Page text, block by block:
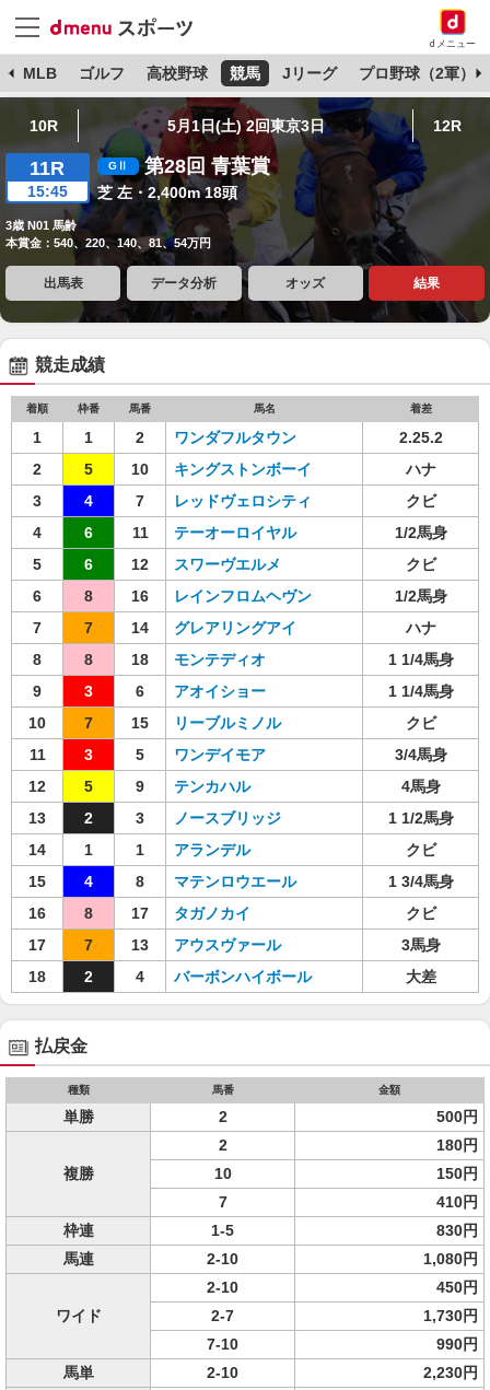
dメニュー
MLB ゴルフ 高校野球 競馬 Jリーグ プロ野球（2軍）
10R 5月1日(土) 2回東京3日 12R
11R
15:45
第28回 青葉賞
芝 左・2,400m 18頭
3歳 N01 馬齢
本賞金：540、220、140、81、54万円
出馬表 データ分析 オッズ 結果
競走成績
着順 枠番 馬番 馬名 着差
1 1 2 ワンダフルタウン
2.25.2
2
5 10 キングストンボーイ
ハナ
3
4 7 レッドヴェロシティ
クビ
4
6 11 テーオーロイヤル
1/2馬身
5
6 12 スワーヴエルメ
クビ
6
8 16 レインフロムヘヴン
1/2馬身
7
7 14 グレアリングアイ
ハナ
8
8 18 モンテディオ
1 1/4馬身
9
3 6 アオイショー
1 1/4馬身
10
7 15 リーブルミノル
クビ
11
3 5 ワンデイモア
3/4馬身
12
5 9 テンカハル
4馬身
13
2 3 ノースブリッジ
1 1/2馬身
14
1 1 アランデル
クビ
15
4 8 マテンロウエール
1 3/4馬身
16
8 17 タガノカイ
クビ
17
7 13 アウスヴァール
3馬身
18
2 4 バーボンハイボール 大差
払戻金
種類 馬番 金額
単勝 2 500円
複勝
2
180円
10
150円
7
410円
枠連
1-5
830円
馬連
2-10 1,080円
ワイド
2-10
450円
2-7
1,730円
7-10
990円
馬単
2-10
2,230円